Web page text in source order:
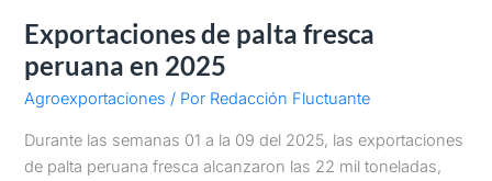
Exportaciones de palta fresca
peruana en 2025
Agroexportaciones / Por Redacción Fluctuante
Durante las semanas 01 a la 09 del 2025, las exportaciones
de palta peruana fresca alcanzaron las 22 mil toneladas,